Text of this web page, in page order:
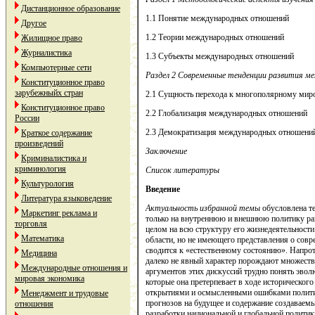
Дистанционное образование
Другое
Жилищное право
Журналистика
Компьютерные сети
Конституционное право
зарубежныйх стран
Конституционное право
России
Краткое содержание
произведений
Криминалистика и
криминология
Культурология
Литература языковедение
Маркетинг реклама и
торговля
Математика
Медицина
Международные отношения и
мировая экономика
Менеджмент и трудовые
отношения
1.1 Понятие международных отношений
1.2 Теории международных отношений
1.3 Субъекты международных отношений
Раздел 2 Современные тенденции развития
2.1 Сущность перехода к многополярному
2.2 Глобализация международных отношений
2.3 Демократизация международных
Заключение
Список литературы
Введение
Актуальность избранной темы обусловлена
только на внутреннюю и внешнюю политику
целом на всю структуру его
области, но не имеющего представления о
сводится к «естественному состоянию».
далеко не явный характер порождают
аргументов этих дискуссий трудно понять
которые она претерпевает в ходе
открытиями и осмысленными ошибками
прогнозов на будущее и содержание